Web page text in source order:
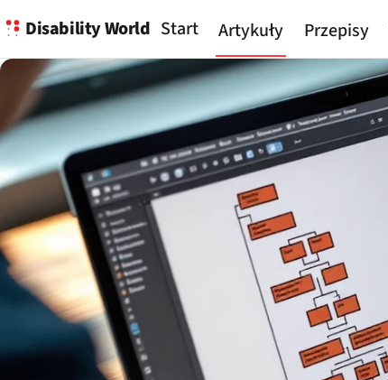
Disability World Start Artykuły Przepisy